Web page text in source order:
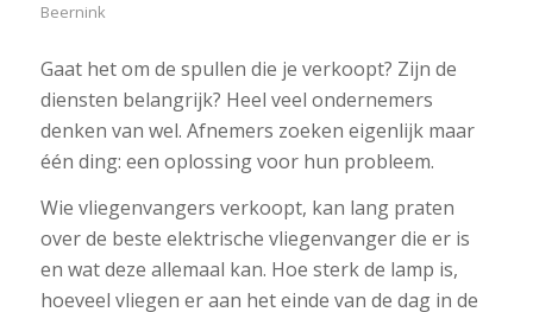
Beernink
Gaat het om de spullen die je verkoopt? Zijn de
diensten belangrijk? Heel veel ondernemers
denken van wel. Afnemers zoeken eigenlijk maar
één ding: een oplossing voor hun probleem.
Wie vliegenvangers verkoopt, kan lang praten
over de beste elektrische vliegenvanger die er is
en wat deze allemaal kan. Hoe sterk de lamp is,
hoeveel vliegen er aan het einde van de dag in de